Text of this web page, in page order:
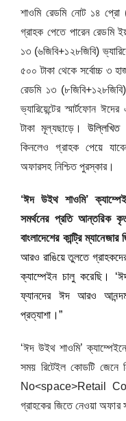
শাওমি রেডমি নোট ১৪ প্রো
গ্রাহক পেতে পারেন রেডমি
১৩ (৬জিবি+১২৮জিবি)
৫০০ টাকা থেকে সর্বোচ্চ ৩
রেডমি ১৩
ভ্যারিয়েন্টের স্মার্টফোন
টাকা মূল্যছাড়ে।উল্লিখিত
কিনলেও গ্রাহক পেয়ে
অফারসহ নিশ্চিত পুরস্কার।
‘ঈদ উইথ শাওমি’
সমর্থনের প্রতি আন্তরিক
বাংলাদেশের কান্ট্রি
আরও রাঙিয়ে তুলতে
ক্যাম্পেইন চালু করেছি।
ফ্যানদের ঈদ আরও
প্রত্যাশা।”
‘ঈদ উইথ শাওমি’
সময় রিটেইল কোডটি
No<space>Retail
গ্রাহকের জিতে নেওয়া অফার